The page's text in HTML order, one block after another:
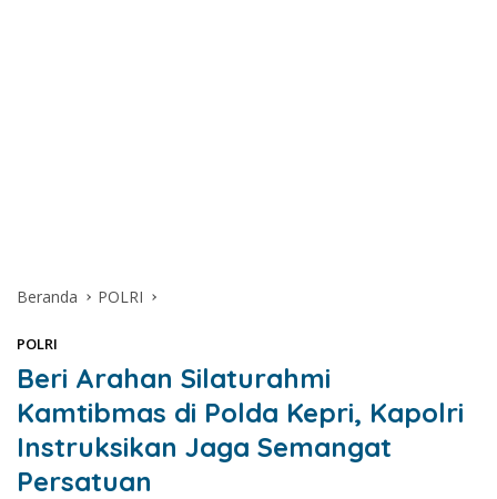
Beranda POLRI
POLRI
Beri Arahan Silaturahmi
Kamtibmas di Polda Kepri, Kapolri
Instruksikan Jaga Semangat
Persatuan